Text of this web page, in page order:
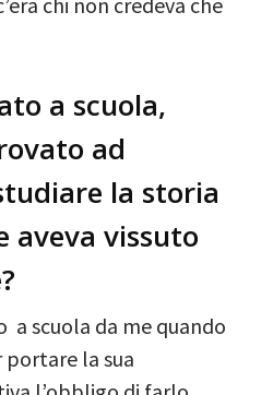
a scuola,
ad
la storia
aveva vissuto
a scuola da me quando
portare la sua